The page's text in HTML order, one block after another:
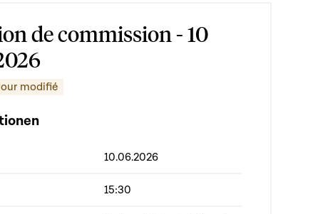
de commission - 10
modifié
10.06.2026
15:30